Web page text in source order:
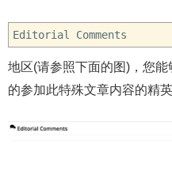
Editorial Comments
地区(请参照下面的图)，您
的参加此特殊文章内容的精